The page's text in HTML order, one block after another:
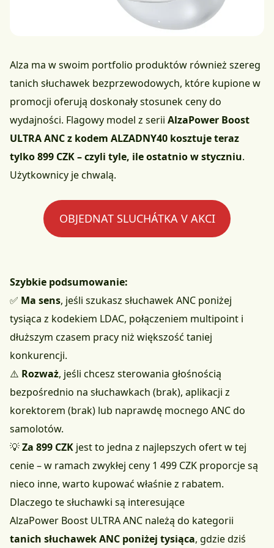
Alza ma w swoim portfolio produktów również szereg
tanich słuchawek bezprzewodowych, które kupione w
promocji oferują doskonały stosunek ceny do
wydajności. Flagowy model z serii AlzaPower Boost
ULTRA ANC z kodem ALZADNY40 kosztuje teraz
tylko 899 CZK – czyli tyle, ile ostatnio w styczniu.
Użytkownicy je chwalą.
OBJEDNAT SLUCHÁTKA V AKCI
Szybkie podsumowanie:
✅ Ma sens, jeśli szukasz słuchawek ANC poniżej
tysiąca z kodekiem LDAC, połączeniem multipoint i
dłuższym czasem pracy niż większość taniej
konkurencji.
⚠️ Rozważ, jeśli chcesz sterowania głośnością
bezpośrednio na słuchawkach (brak), aplikacji z
korektorem (brak) lub naprawdę mocnego ANC do
samolotów.
💡Za 899 CZK jest to jedna z najlepszych ofert w tej
cenie – w ramach zwykłej ceny 1 499 CZK proporcje są
nieco inne, warto kupować właśnie z rabatem.
Dlaczego te słuchawki są interesujące
AlzaPower Boost ULTRA ANC należą do kategorii
tanich słuchawek ANC poniżej tysiąca, gdzie dziś